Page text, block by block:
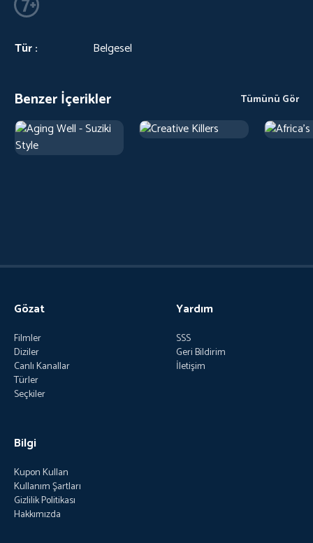
Tür : Belgesel
Benzer İçerikler Tümünü Gör
Gözat
Filmler
Diziler
Canlı Kanallar
Türler
Seçkiler
Yardım
SSS
Geri Bildirim
İletişim
Bilgi
Kupon Kullan
Kullanım Şartları
Gizlilik Politikası
Hakkımızda